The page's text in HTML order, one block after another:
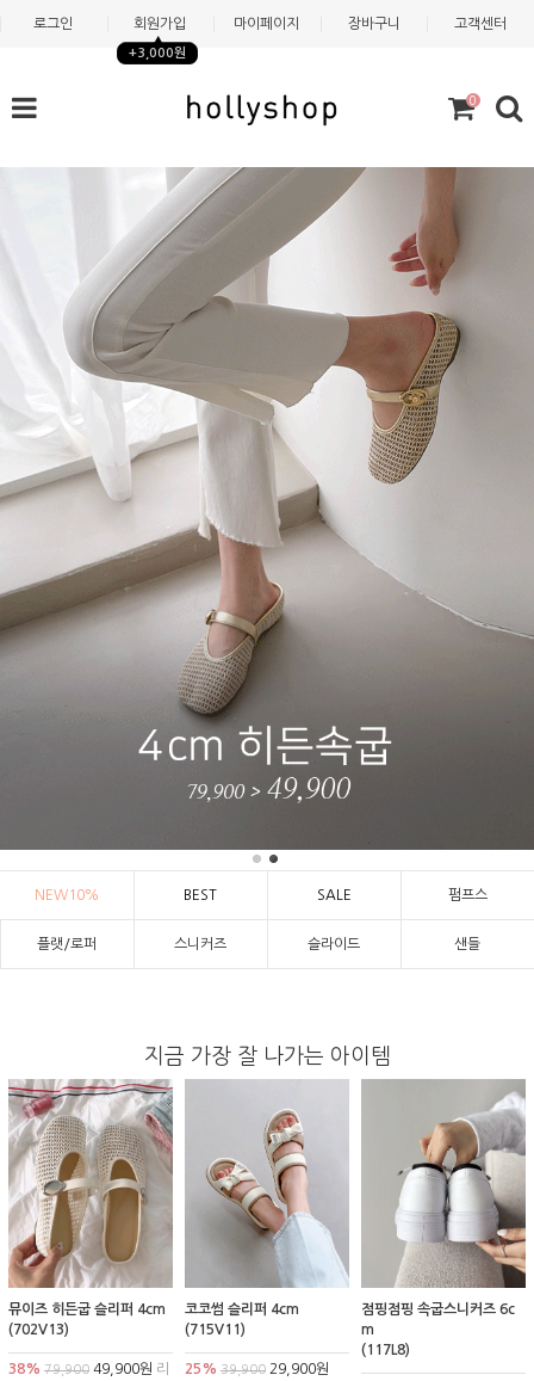
로그인 회원가입
+3,000원
마이페이지 장바구니 고객센터
0
NEW10% BEST SALE 펌프스
플랫/로퍼 스니커즈 슬라이드 샌들
지금 가장 잘 나가는 아이템
뮤이즈 히든굽 슬리퍼 4cm
(702V13)
38% 79,900 49,900원 리
코코썸 슬리퍼 4cm
(715V11)
25% 39,90029,900원
점핑점핑 속굽스니커즈 6c
m
(117L8)